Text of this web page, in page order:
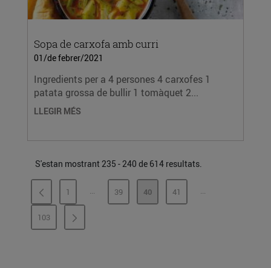
Sopa de carxofa amb curri
01/de febrer/2021
Ingredients per a 4 persones 4 carxofes 1
patata grossa de bullir 1 tomàquet 2...
LLEGIR MÉS
S'estan mostrant 235 - 240 de 614 resultats.
PÀGINA
1 ...PÀGINES INTERMÈDIES
PÀGINA
39 PÀGINA
40 PÀGINA
41 ...PÀGINES
PÀGINA
103